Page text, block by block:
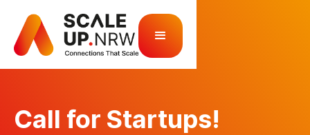
Call for Startups!